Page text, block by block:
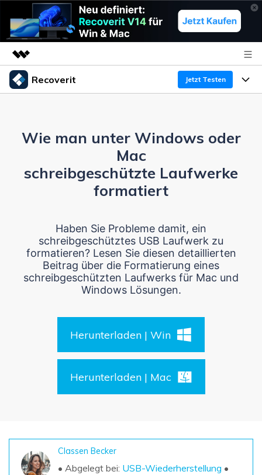
Top-Produkte
Überblick
Über uns
Presseraum
Recoverit Jetzt Testen
Recoverit für Windows
Ein führendes Tool zur Datenrettung für Windows
Kostenlos Testen
Recoverit für Mac
KI
Unbegrenzte Daten vom Mac-System
wiederherstellen
Recoverit kostenlos
Verlorene/gel?schte Daten kostenlos
Weitere Produkte
Funktionen
Wiederherstellung von Laufwerken
Gel?schte Medien wiederherstellen
Exklusive Wiederherstellungsl?sungen Neu
Dokumente wiederherstellen
Datenverlust-Szenarien
ALLE FUNKTIONEN ENTDECKEN
Ressourcen
Experte für Datenrettung
Kundengeschichten
Aktuelles Thema
DOWNLOAD Sign In
Wie man unter Windows oder
Mac
schreibgeschützte Laufwerke
formatiert
Haben Sie Probleme damit, ein
schreibgeschütztes USB Laufwerk zu
formatieren? Lesen Sie diesen detaillierten
Beitrag über die Formatierung eines
schreibgeschützten Laufwerks für Mac und
Windows Lösungen.
Herunterladen | Win
Herunterladen | Mac
Classen Becker
• Abgelegt bei: USB-Wiederherstellung •